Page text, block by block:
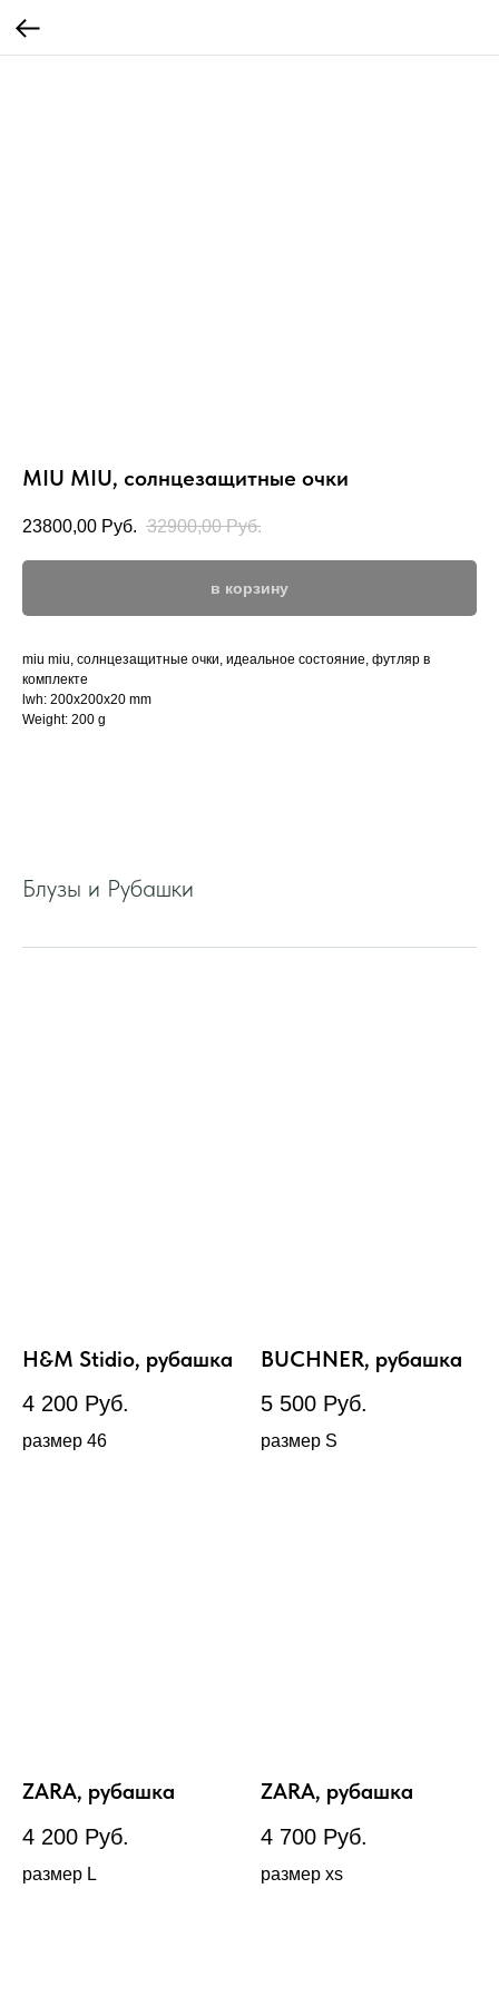
MIU MIU, солнцезащитные очки
23800,00 Руб. 32900,00 Руб.
в корзину
miu miu, солнцезащитные очки, идеальное состояние, футляр в
комплекте
lwh: 200x200x20 mm
Weight: 200 g
Блузы и Рубашки
H&M Stidio, рубашка
4 200 Руб.
размер 46
BUCHNER, рубашка
5 500 Руб.
размер S
ZARA, рубашка
4 200 Руб.
размер L
ZARA, рубашка
4 700 Руб.
размер xs